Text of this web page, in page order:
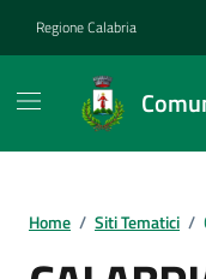
Regione Calabria
Home / Siti Tematici /